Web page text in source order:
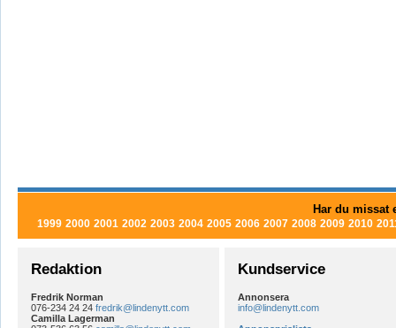
Har du missat
1999 2000 2001 2002 2003 2004 2005 2006 2007 2008 2009 2010
Redaktion
Fredrik Norman
076-234 24 24 fredrik@lindenytt.com
Camilla Lagerman
Kundservice
Annonsera
info@lindenytt.com